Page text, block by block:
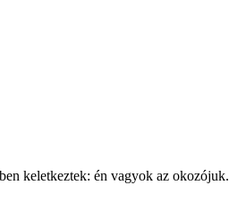
keletkeztek: én vagyok az okozójuk.